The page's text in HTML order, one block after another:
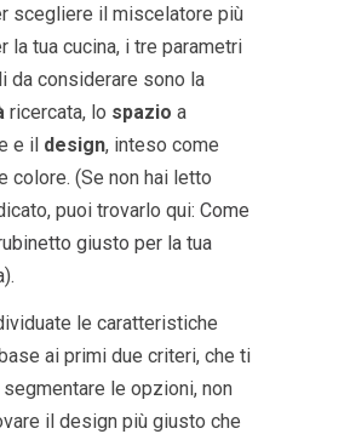
scegliere il miscelatore più
la tua cucina, i tre parametri
da considerare sono la
ricercata, lo spazio a
e il design, inteso come
colore. (Se non hai letto
puoi trovarlo qui: Come
giusto per la tua
).
le caratteristiche
ai primi due criteri, che ti
segmentare le opzioni, non
il design più giusto che